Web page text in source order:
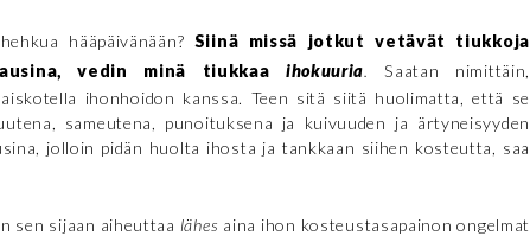
hääpäivänään? Siinä missä jotkut vetävät tiukkoja
vedin minä tiukkaa ihokuuria.Saatan nimittäin,
ihonhoidon kanssa. Teen sitä siitä huolimatta, että se
sameutena, punoituksena ja kuivuuden ja ärtyneisyyden
jolloin pidän huolta ihosta ja tankkaan siihen kosteutta, saa
sen sijaan aiheuttaa lähes aina ihon kosteustasapainon ongelmat